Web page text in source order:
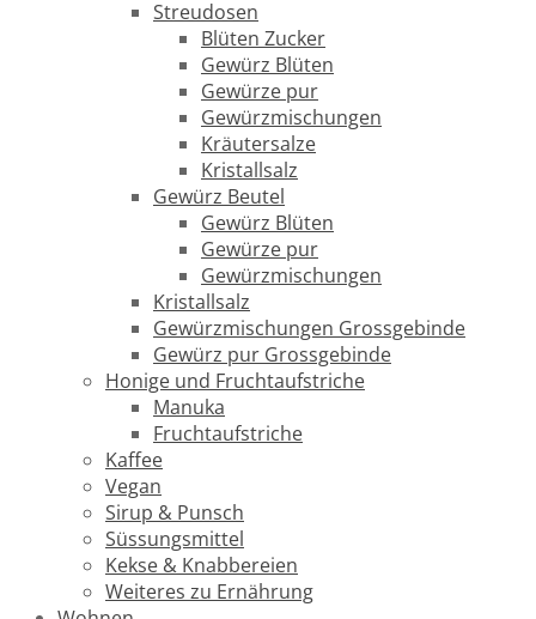
Streudosen
Blüten Zucker
Gewürz Blüten
Gewürze pur
Gewürzmischungen
Kräutersalze
Kristallsalz
Gewürz Beutel
Gewürz Blüten
Gewürze pur
Gewürzmischungen
Kristallsalz
Gewürzmischungen Grossgebinde
Gewürz pur Grossgebinde
Honige und Fruchtaufstriche
Manuka
Fruchtaufstriche
Kaffee
Vegan
Sirup & Punsch
Süssungsmittel
Kekse & Knabbereien
Weiteres zu Ernährung